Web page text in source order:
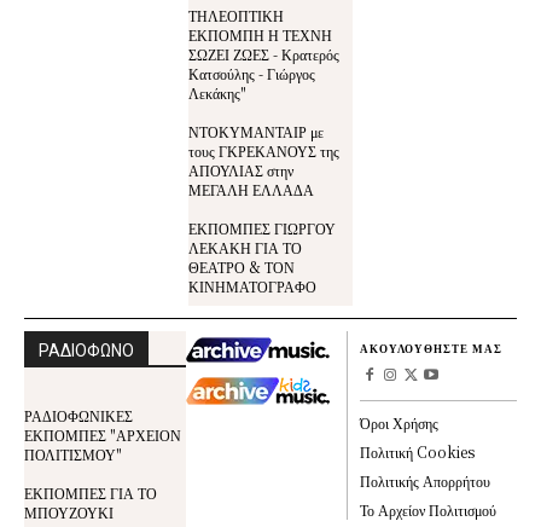
ΤΗΛΕΟΠΤΙΚΗ
ΕΚΠΟΜΠΗ Η ΤΕΧΝΗ
ΣΩΖΕΙ ΖΩΕΣ - Κρατερός
Κατσούλης - Γιώργος
Λεκάκης"
ΝΤΟΚΥΜΑΝΤΑΙΡ με
τους ΓΚΡΕΚΑΝΟΥΣ της
ΑΠΟΥΛΙΑΣ στην
ΜΕΓΑΛΗ ΕΛΛΑΔΑ
ΕΚΠΟΜΠΕΣ ΓΙΩΡΓΟΥ
ΛΕΚΑΚΗ ΓΙΑ ΤΟ
ΘΕΑΤΡΟ & ΤΟΝ
ΚΙΝΗΜΑΤΟΓΡΑΦΟ
ΡΑΔΙΟΦΩΝΟ
ΡΑΔΙΟΦΩΝΙΚΕΣ
ΕΚΠΟΜΠΕΣ "ΑΡΧΕΙΟΝ
ΠΟΛΙΤΙΣΜΟΥ"
ΕΚΠΟΜΠΕΣ ΓΙΑ ΤΟ
ΜΠΟΥΖΟΥΚΙ
ΑΚΟΥΛΟΥΘΗΣΤΕ ΜΑΣ
Όροι Χρήσης
Πολιτική Cookies
Πολιτικής Απορρήτου
Το Αρχείον Πολιτισμού